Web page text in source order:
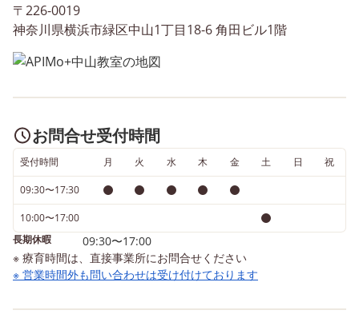
〒226-0019
神奈川県横浜市緑区中山1丁目18-6 角田ビル1階
お問合せ受付時間
受付時間 月 火 水 木 金 土 日 祝
09:30〜17:30
10:00〜17:00
長期休暇
09:30〜17:00
※ 療育時間は、直接事業所にお問合せください
※ 営業時間外も問い合わせは受け付けております